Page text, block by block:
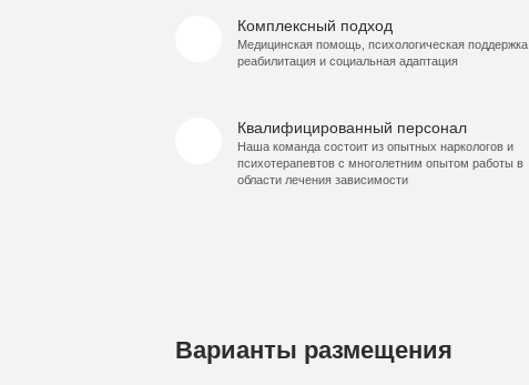
Комплексный подход
Медицинская помощь, психологическая поддержка,
реабилитация и социальная адаптация
Квалифицированный персонал
Наша команда состоит из опытных наркологов и
психотерапевтов с многолетним опытом работы в
области лечения зависимости
Варианты размещения